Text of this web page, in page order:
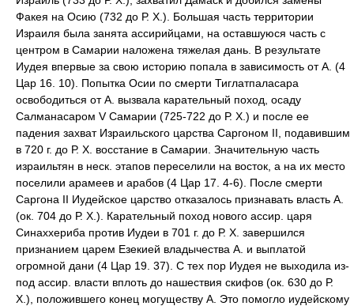
Факея на Осию (732 до Р. Х.). Большая часть территории
Израиля была занята ассирийцами, на оставшуюся часть с
центром в Самарии наложена тяжелая дань. В результате
Иудея впервые за свою историю попала в зависимость от А. (4
Цар 16. 10). Попытка Осии по смерти Тиглатпаласара
освободиться от А. вызвала карательный поход, осаду
Салманасаром V Самарии (725-722 до Р. Х.) и после ее
падения захват Израильского царства Саргоном II, подавившим
в 720 г. до Р. Х. восстание в Самарии. Значительную часть
израильтян в неск. этапов переселили на восток, а на их место
поселили арамеев и арабов (4 Цар 17. 4-6). После смерти
Саргона II Иудейское царство отказалось признавать власть А.
(ок. 704 до Р. Х.). Карательный поход нового ассир. царя
Синаххериба против Иудеи в 701 г. до Р. Х. завершился
признанием царем Езекией владычества А. и выплатой
огромной дани (4 Цар 19. 37). С тех пор Иудея не выходила из-
под ассир. власти вплоть до нашествия скифов (ок. 630 до Р.
Х.), положившего конец могуществу А. Это помогло иудейскому